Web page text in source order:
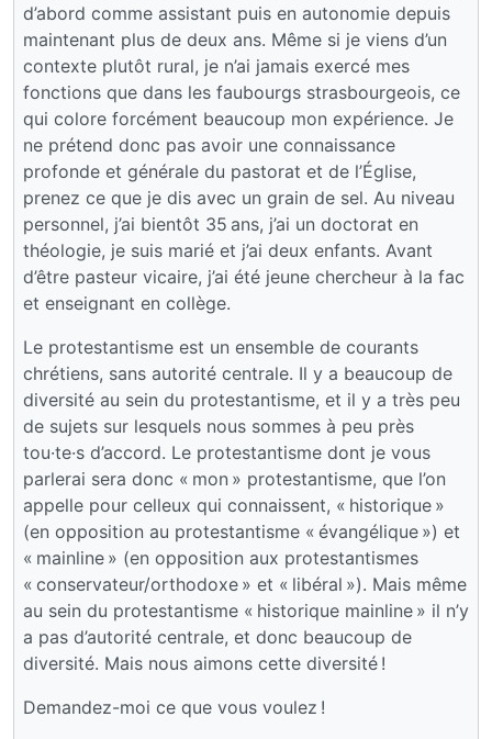
d’abord comme assistant puis en autonomie depuis
maintenant plus de deux ans. Même si je viens d’un
contexte plutôt rural, je n’ai jamais exercé mes
fonctions que dans les faubourgs strasbourgeois, ce
qui colore forcément beaucoup mon expérience. Je
ne prétend donc pas avoir une connaissance
profonde et générale du pastorat et de l’Église,
prenez ce que je dis avec un grain de sel. Au niveau
personnel, j’ai bientôt 35 ans, j’ai un doctorat en
théologie, je suis marié et j’ai deux enfants. Avant
d’être pasteur vicaire, j’ai été jeune chercheur à la fac
et enseignant en collège.
Le protestantisme est un ensemble de courants
chrétiens, sans autorité centrale. Il y a beaucoup de
diversité au sein du protestantisme, et il y a très peu
de sujets sur lesquels nous sommes à peu près
tou·te·s d’accord. Le protestantisme dont je vous
parlerai sera donc « mon » protestantisme, que l’on
appelle pour celleux qui connaissent, « historique »
(en opposition au protestantisme « évangélique ») et
« mainline » (en opposition aux protestantismes
« conservateur/orthodoxe » et « libéral »). Mais même
au sein du protestantisme « historique mainline » il n’y
a pas d’autorité centrale, et donc beaucoup de
diversité. Mais nous aimons cette diversité !
Demandez-moi ce que vous voulez !